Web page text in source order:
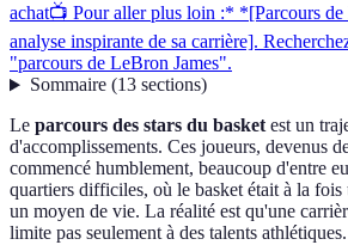
achat📺 Pour aller plus loin :* *[Parcours de
analyse inspirante de sa carrière].
"parcours de LeBron James".
Sommaire(13 sections)
Le parcours des stars du basketest un
d'accomplissements. Ces joueurs, devenus
commencé humblement, beaucoup d'entre
quartiers difficiles, où le basket était à la
un moyen de vie. La réalité est qu'une
limite pas seulement à des talents